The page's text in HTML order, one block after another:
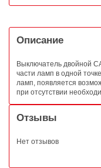
Описание
Выключатель двойной
части ламп в одной
ламп, появляется
при отсутствии
Отзывы
Нет отзывов